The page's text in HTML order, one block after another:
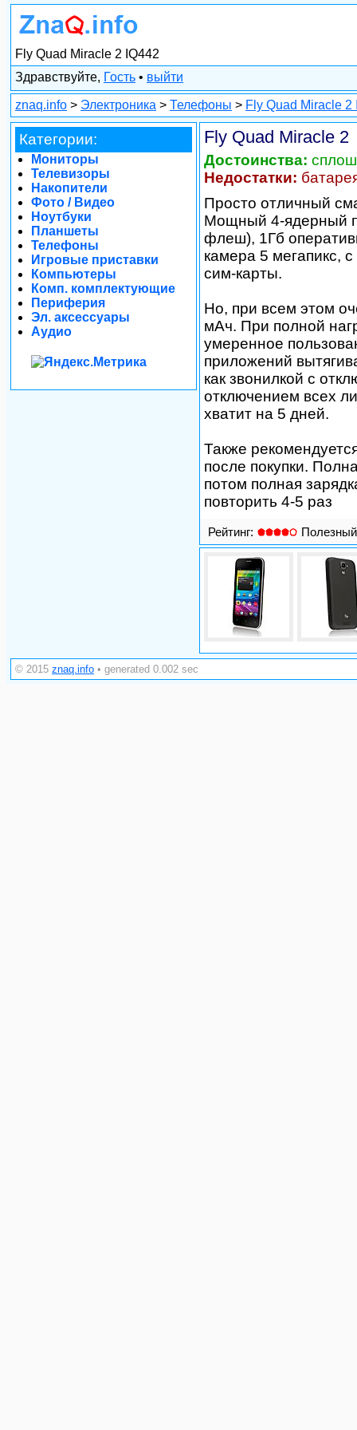
Fly Quad Miracle 2 IQ442
Здравствуйте, Гость • выйти
znaq.info > Электроника > Телефоны > Fly Quad Miracle 2
Категории:
Мониторы
Телевизоры
Накопители
Фото / Видео
Ноутбуки
Планшеты
Телефоны
Игровые приставки
Компьютеры
Комп. комплектующие
Периферия
Эл. аксессуары
Аудио
Fly Quad Miracle 2
Достоинства:
Недостатки:
Просто отличный
Мощный 4-ядерный
флеш), 1Гб
камера 5 мегапикс,
сим-карты.
Но, при всем этом
мАч. При полной
умеренное
приложений
как звонилкой с
отключением всех
хватит на 5 дней.
Также
после покупки.
потом полная
повторить 4-5 раз
Рейтинг:
© 2015 znaq.info • generated 0.002 sec